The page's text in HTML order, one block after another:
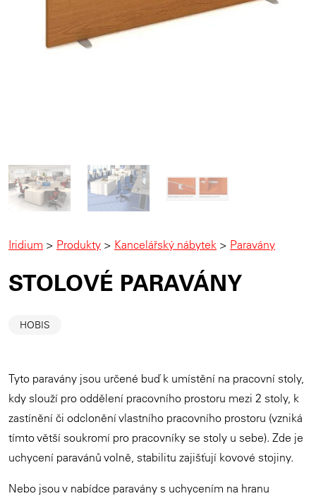
Iridium > Produkty > Kancelářský nábytek > Paravány
STOLOVÉ PARAVÁNY
HOBIS
Tyto paravány jsou určené buď k umístění na pracovní stoly,
kdy slouží pro oddělení pracovního prostoru mezi 2 stoly, k
zastínění či odclonění vlastního pracovního prostoru (vzniká
tímto větší soukromí pro pracovníky se stoly u sebe). Zde je
uchycení paravánů volně, stabilitu zajišťují kovové stojiny.
Nebo jsou v nabídce paravány s uchycením na hranu